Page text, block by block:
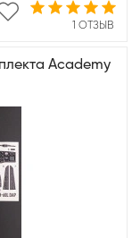
1 ОТЗЫВ
Academy